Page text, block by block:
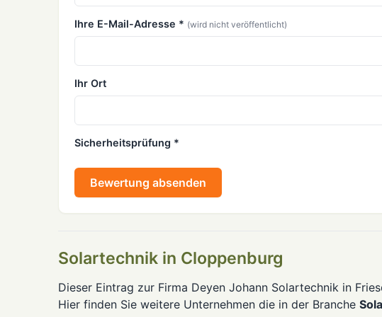
Ihre E-Mail-Adresse * (wird nicht veröffentlicht)
Ihr Ort
Sicherheitsprüfung *
Bewertung absenden
Solartechnik in Cloppenburg
Dieser Eintrag zur Firma Deyen Johann Solartechnik in
Hier finden Sie weitere Unternehmen die in der Branche